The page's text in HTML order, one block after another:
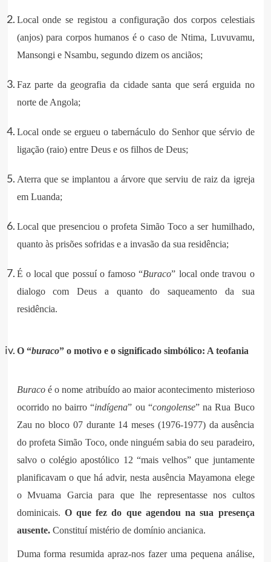
Local onde se registou a configuração dos corpos celestiais
(anjos) para corpos humanos é o caso de Ntima, Luvuvamu,
Mansongi e Nsambu, segundo dizem os anciãos;
Faz parte da geografia da cidade santa que será erguida no
norte de Angola;
Local onde se ergueu o tabernáculo do Senhor que sérvio de
ligação (raio) entre Deus e os filhos de Deus;
Aterra que se implantou a árvore que serviu de raiz da igreja
em Luanda;
Local que presenciou o profeta Simão Toco a ser humilhado,
quanto às prisões sofridas e a invasão da sua residência;
É o local que possuí o famoso “Buraco” local onde travou o
dialogo com Deus a quanto do saqueamento da sua
residência.
O “buraco” o motivo e o significado simbólico: A teofania
Buraco é o nome atribuído ao maior acontecimento misterioso
ocorrido no bairro “indígena” ou “congolense” na Rua Buco
Zau no bloco 07 durante 14 meses (1976-1977) da ausência
do profeta Simão Toco, onde ninguém sabia do seu paradeiro,
salvo o colégio apostólico 12 “mais velhos” que juntamente
planificavam o que há advir, nesta ausência Mayamona elege
o Mvuama Garcia para que lhe representasse nos cultos
dominicais. O que fez do que agendou na sua presença
ausente. Constituí mistério de domínio ancianica.
Duma forma resumida apraz-nos fazer uma pequena análise,